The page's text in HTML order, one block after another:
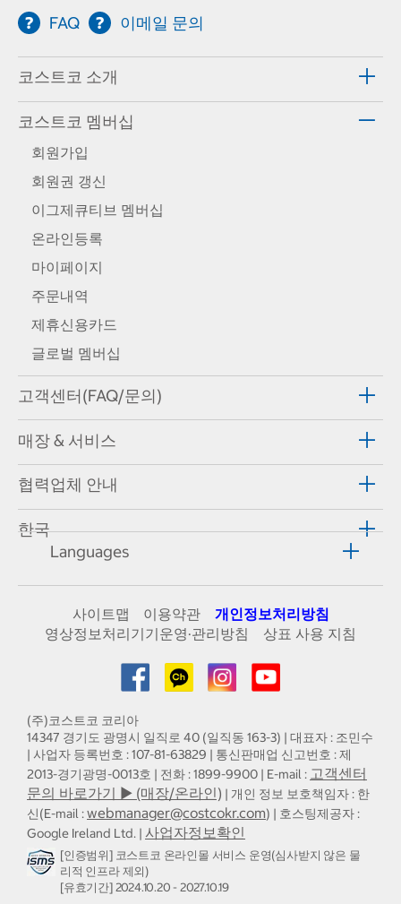
FAQ 이메일 문의
코스트코 소개
코스트코 멤버십
회원가입
회원권 갱신
이그제큐티브 멤버십
온라인등록
마이페이지
주문내역
제휴신용카드
글로벌 멤버십
고객센터(FAQ/문의)
매장 & 서비스
협력업체 안내
한국
Languages
사이트맵 이용약관
개인정보처리방침
영상정보처리기기운영·관리방침
상표 사용 지침
(주)코스트코 코리아
14347 경기도 광명시 일직로 40 (일직동 163-3) | 대표자 : 조민수
| 사업자 등록번호 : 107-81-63829 | 통신판매업 신고번호 : 제
2013-경기광명-0013호 | 전화 : 1899-9900 | E-mail : 고객센터
문의 바로가기 ▶ (매장/온라인) | 개인 정보 보호책임자 : 한
신(E-mail :webmanager@costcokr.com) | 호스팅제공자 :
Google Ireland Ltd. | 사업자정보확인
[인증범위] 코스트코 온라인몰 서비스 운영(심사받지 않은 물
리적 인프라 제외)
[유효기간] 2024.10.20 - 2027.10.19